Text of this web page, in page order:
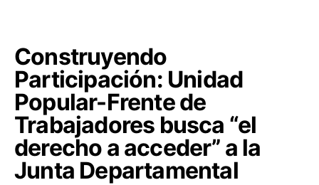
Construyendo
Participación: Unidad
Popular-Frente de
Trabajadores busca “el
derecho a acceder” a la
Junta Departamental